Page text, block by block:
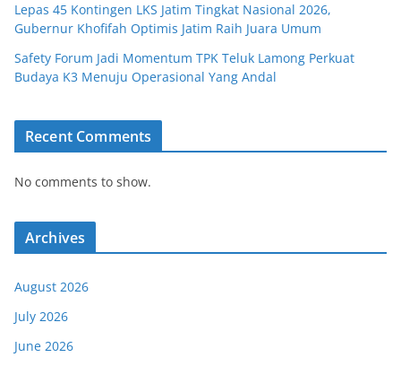
Lepas 45 Kontingen LKS Jatim Tingkat Nasional 2026,
Gubernur Khofifah Optimis Jatim Raih Juara Umum
Safety Forum Jadi Momentum TPK Teluk Lamong Perkuat
Budaya K3 Menuju Operasional Yang Andal
Recent Comments
No comments to show.
Archives
August 2026
July 2026
June 2026